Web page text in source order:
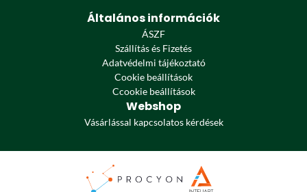
Általános információk
ÁSZF
Szállítás és Fizetés
Adatvédelmi tájékoztató
Cookie beállítások
Ccookie beállítások
Webshop
Vásárlással kapcsolatos kérdések